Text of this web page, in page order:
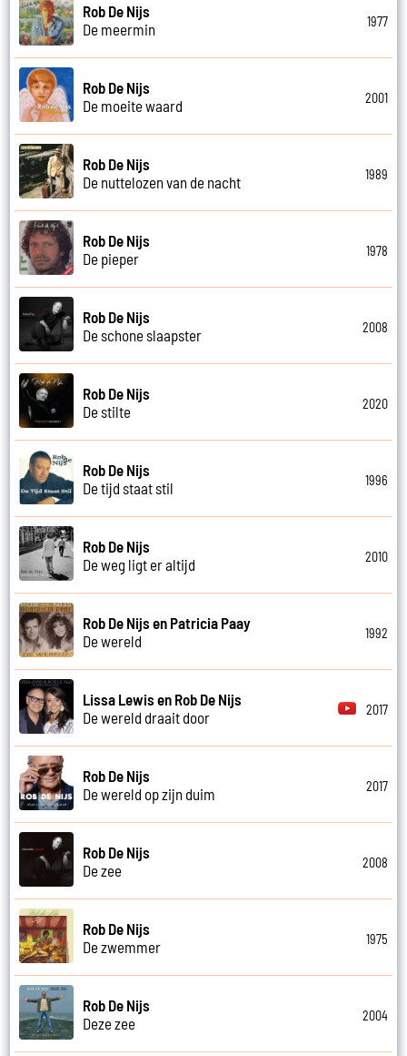
Rob De Nijs
De meermin
1977
Rob De Nijs
De moeite waard
2001
Rob De Nijs
De nuttelozen van de nacht
1989
Rob De Nijs
De pieper
1978
Rob De Nijs
De schone slaapster
2008
Rob De Nijs
De stilte
2020
Rob De Nijs
De tijd staat stil
1996
Rob De Nijs
De weg ligt er altijd
2010
Rob De Nijs en Patricia Paay
De wereld
1992
Lissa Lewis en Rob De Nijs
De wereld draait door
2017
Rob De Nijs
De wereld op zijn duim
2017
Rob De Nijs
De zee
2008
Rob De Nijs
De zwemmer
1975
Rob De Nijs
Deze zee
2004